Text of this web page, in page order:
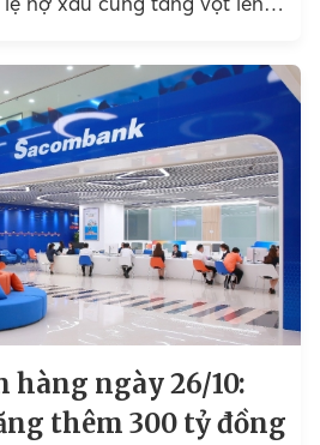
ngày 26/10:
thêm 300 tỷ đồng